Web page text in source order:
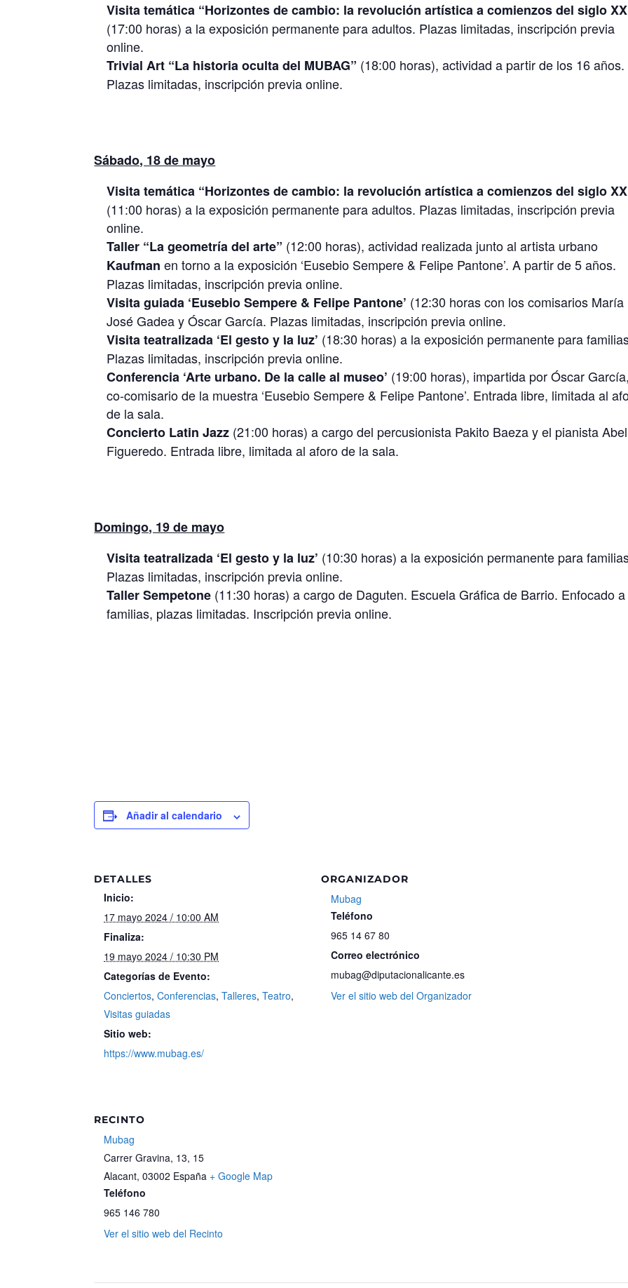
Visita temática “Horizontes de cambio: la revolución artística a comienzos del siglo
(17:00 horas) a la exposición permanente para adultos. Plazas limitadas, inscripción previa
online.
Trivial Art “La historia oculta del MUBAG” (18:00 horas), actividad a partir de los 16 años.
Plazas limitadas, inscripción previa online.
Sábado, 18 de mayo
Visita temática “Horizontes de cambio: la revolución artística a comienzos del siglo
(11:00 horas) a la exposición permanente para adultos. Plazas limitadas, inscripción previa
online.
Taller “La geometría del arte” (12:00 horas), actividad realizada junto al artista urbano
Kaufman en torno a la exposición ‘Eusebio Sempere & Felipe Pantone’. A partir de 5 años.
Plazas limitadas, inscripción previa online.
Visita guiada ‘Eusebio Sempere & Felipe Pantone’ (12:30 horas con los comisarios María
José Gadea y Óscar García. Plazas limitadas, inscripción previa online.
Visita teatralizada ‘El gesto y la luz’ (18:30 horas) a la exposición permanente para
Plazas limitadas, inscripción previa online.
Conferencia ‘Arte urbano. De la calle al museo’ (19:00 horas), impartida por Óscar García,
co-comisario de la muestra ‘Eusebio Sempere & Felipe Pantone’. Entrada libre, limitada al
de la sala.
Concierto Latin Jazz (21:00 horas) a cargo del percusionista Pakito Baeza y el pianista Abel
Figueredo. Entrada libre, limitada al aforo de la sala.
Domingo, 19 de mayo
Visitateatralizada ‘El gesto y la luz’ (10:30 horas) a la exposición permanente para
Plazas limitadas, inscripción previa online.
Taller Sempetone (11:30 horas) a cargo de Daguten. Escuela Gráfica de Barrio. Enfocado a
familias, plazas limitadas. Inscripción previa online.
Añadir al calendario
DETALLES
Inicio:
17 mayo 2024 / 10:00 AM
Finaliza:
19 mayo 2024 / 10:30 PM
Categorías de Evento:
Conciertos,Conferencias,Talleres,Teatro,
Visitas guiadas
Sitio web:
https://www.mubag.es/
ORGANIZADOR
Mubag
Teléfono
965 14 67 80
Correo electrónico
mubag@diputacionalicante.es
Ver el sitio web del Organizador
RECINTO
Mubag
Carrer Gravina, 13, 15
Alacant, 03002 España + Google Map
Teléfono
965 146 780
Ver el sitio web del Recinto